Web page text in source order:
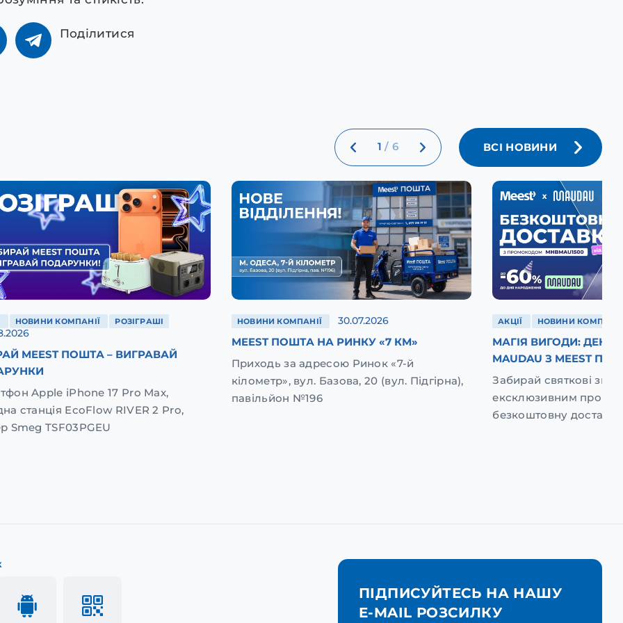
Поділитися
1 / 6 ВСІ НОВИНИ
НОВИНИ КОМПАНІЇ РОЗІГРАШІ
MEEST ПОШТА – ВИГРАВАЙ
Apple iPhone 17 Pro Max,
станція EcoFlow RIVER 2 Pro,
Smeg TSF03PGEU
НОВИНИ КОМПАНІЇ 30.07.2026
MEEST ПОШТА НА РИНКУ «7 КМ»
Приходь за адресою Ринок «7-й
кілометр», вул. Базова, 20 (вул. Підгірна),
павільйон №196
АКЦІЇ НОВИНИ КОМПАНІЇ
МАГІЯ ВИГОДИ:
MAUDAU З MEEST
Забирай святкові
ексклюзивним
безкоштовну доставку
ПІДПИСУЙТЕСЬ НА НАШУ
E-MAIL РОЗСИЛКУ